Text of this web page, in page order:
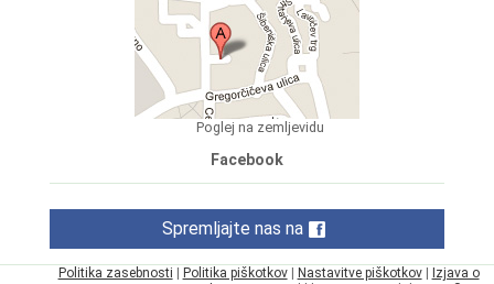
Poglej na zemljevidu
Facebook
Spremljajte nas na
Politika zasebnosti Politika piškotkov| Nastavitve piškotkov|
Izjava o